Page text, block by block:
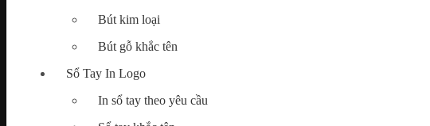
kiếm:
Bút kim loại
Bút gỗ khắc tên
Sổ Tay In Logo
In sổ tay theo yêu cầu